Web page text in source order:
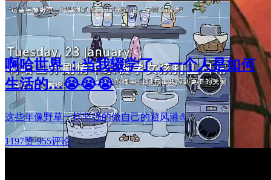
啊哈世界 ：当我辍学了，一个人是如何
生活的…😭😭😭
这些年像野草一样坚强的做自己的避风港⛵
1197赞·955评论